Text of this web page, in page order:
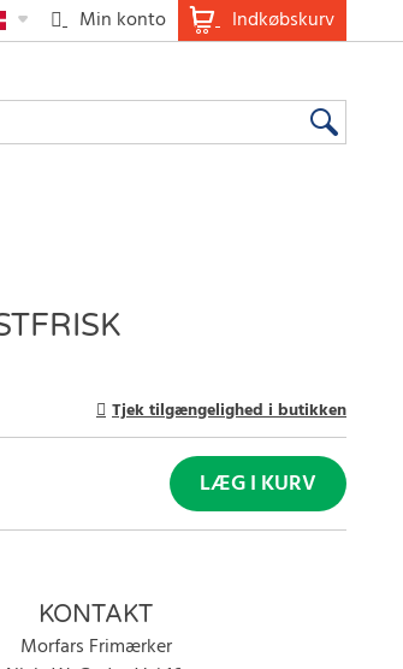
Indkøbskurv
Min konto
Tjek tilgængelighed i butikken
LÆG I KURV
KONTAKT
Morfars Frimærker